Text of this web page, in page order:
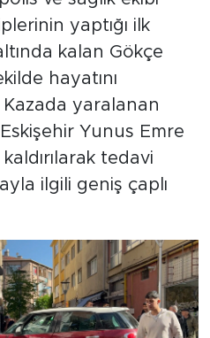
yaptığı ilk
kalan Gökçe
hayatını
yaralanan
Yunus Emre
tedavi
ilgili geniş çaplı